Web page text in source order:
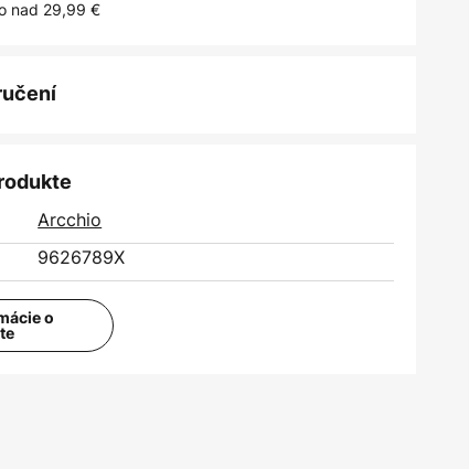
nad 29,99 €
Arcchio
9626789X
o